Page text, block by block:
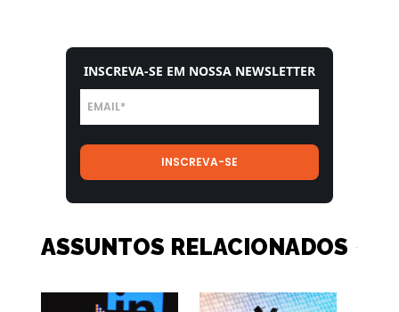
INSCREVA-SE EM NOSSA NEWSLETTER
ASSUNTOS RELACIONADOS